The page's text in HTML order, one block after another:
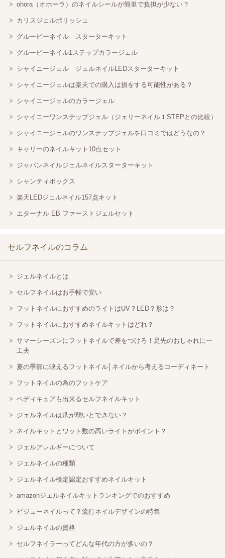
ohora（オホーラ）のネイルシールが簡単で負担が少ない？
カリスジェルポリッシュ
グルービーネイル スターターキット
グルービーネイル1ステップカラージェル
シャイニージェル ジェルネイルLEDスターターキット
シャイニージェルは楽天での購入は損をする可能性がある？
シャイニージェルのカラージェル
シャイニーワンステップジェル（ジェリーネイル１STEPとの比較）
シャイニージェルのワンステップジェルを口コミではどうなの？
キャリーのネイルキット10点セット
ジャパンネイルジェルネイルスターターキット
シャンティボックス
楽天LEDジェルネイル157点キット
エターナル EB ファーストジェルセット
セルフネイルのコラム
ジェルネイルとは
セルフネイルはお手軽で安い
フットネイルにおすすめのライトはUV？LED？形は？
フットネイルにおすすめネイルキットはどれ？
サマーシーズンにフットネイルで差をつけろ！足先のおしゃれに一
工夫
夏の季節に映えるフットネイル│ネイルから考えるコーディネート
フットネイルの為のフットケア
ペディキュアも出来るセルフネイルキット
ジェルネイルは爪が弱いとできない？
ネイルキットとワット数の高いライトがポイント？
ジェルアレルギーについて
ジェルネイルの種類
ジェルネイル検定認定おすすめネイルキット
amazonジェルネイルキットランキングでのおすすめ
ビジューネイルって？流行ネイルデザインの特集
ジェルネイルの資格
セルフネイラーってどんな年代の方が多いの？